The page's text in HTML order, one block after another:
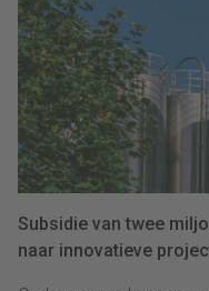
Subsidie van twee
naar innovatieve